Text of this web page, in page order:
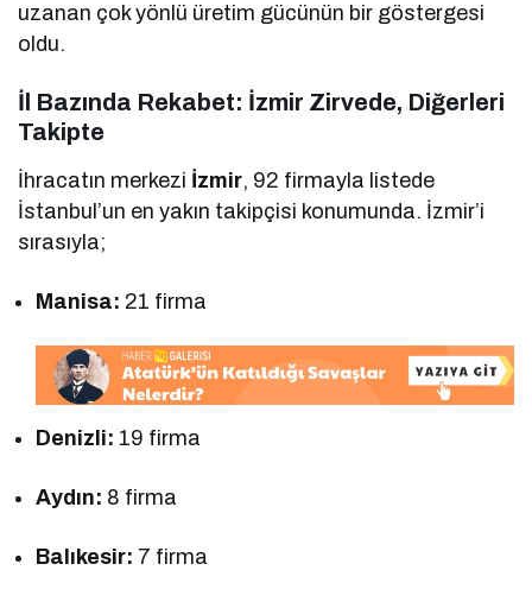
uzanan çok yönlü üretim gücünün bir göstergesi
oldu.
İl Bazında Rekabet: İzmir Zirvede, Diğerleri
Takipte
İhracatın merkezi İzmir, 92 firmayla listede
İstanbul’un en yakın takipçisi konumunda. İzmir’i
sırasıyla;
Manisa: 21 firma
Denizli: 19 firma
Aydın: 8 firma
Balıkesir: 7 firma